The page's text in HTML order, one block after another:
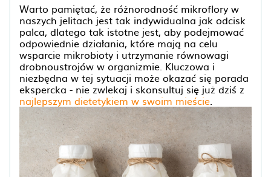
Warto pamiętać, że różnorodność mikroflory w
naszych jelitach jest tak indywidualna jak odcisk
palca, dlatego tak istotne jest, aby podejmować
odpowiednie działania, które mają na celu
wsparcie mikrobioty i utrzymanie równowagi
drobnoustrojów w organizmie. Kluczowa i
niezbędna w tej sytuacji może okazać się porada
ekspercka - nie zwlekaj i skonsultuj się już dziś z
najlepszym dietetykiem w swoim mieście